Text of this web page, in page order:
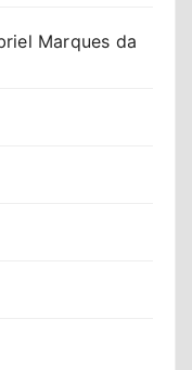
Marques da